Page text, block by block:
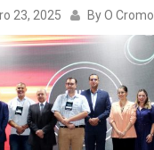
23, 2025 ByO Cromo